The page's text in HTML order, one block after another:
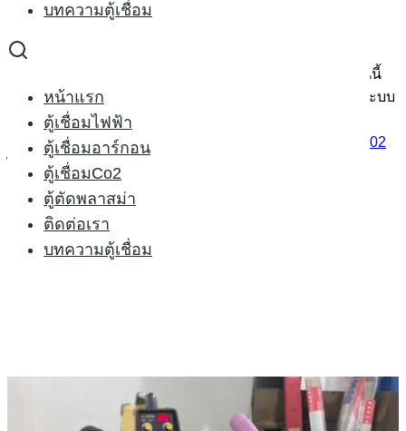
บทความตู้เชื่อม
หน้าแรก
ตู้เชื่อมไฟฟ้า
ตู้เชื่อมอาร์กอน
ตู้เชื่อมCo2
ตู้ตัดพลาสม่า
ติดต่อเรา
บทความตู้เชื่อม
11,000.00 ฿.
220V.(ทิกระบบเดียว) รุ่นนี้
เป็น ตู้เชื่อมอาร์กอนขนาดเล็ก เคลื่อนย้ายสะดวก เชื่อมทิกระบบ
เดียว เหมาะกับงาน สแตนเลส เหล็ก
อะลูมิเนียมได้นะครับสนใจติดต่อสอบถาม โทร
083-0234002
ไลน์ AB20